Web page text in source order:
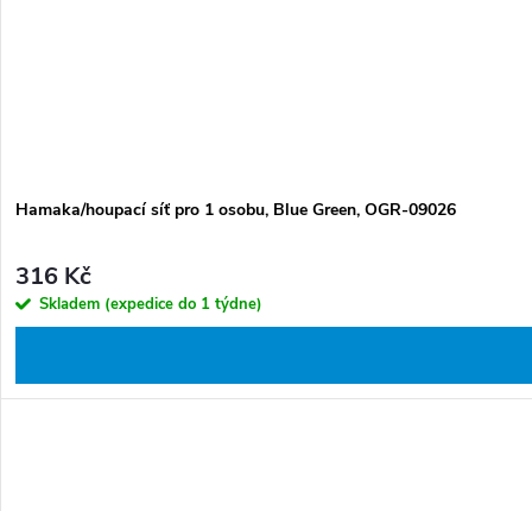
Hamaka/houpací síť pro 1 osobu, Blue Green, OGR-09026
316 Kč
Skladem (expedice do 1 týdne)